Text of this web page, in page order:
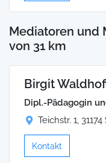
Mediatoren und
von 31 km
Birgit
Dipl.-Pädagogin
Teichstr. 1,
Kontakt